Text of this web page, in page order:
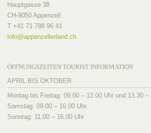
Hauptgasse 38
CH-9050 Appenzell
T +41 71 788 96 41
info@appenzellerland.ch
ÖFFNUNGSZEITEN TOURIST INFORMATION
APRIL BIS OKTOBER
Montag bis Freitag: 09.00 – 12.00 Uhr und 13.30 –
Samstag: 09.00 – 16.00 Uhr
Sonntag: 11.00 – 16.00 Uhr